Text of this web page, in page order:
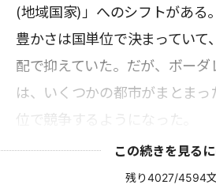
(地域国家)」へのシフトがある
豊かさは国単位で決まっていて
配で抑えていた。だが、ボーダ
は、いくつかの都市がまとま
位で競争するようになった。
この続きを見る
残り4027/4594